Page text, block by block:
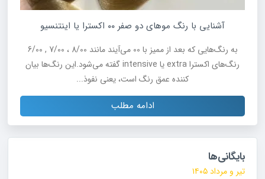
آشنایی با رنگ موهای دو صفر ۰۰ اکسترا یا اینتنسیو
به رنگ‌هایی که بعد از ممیز با 00 می‌آیند مانند 8/00 ، 7/00 , 6/00
رنگ‌های اکسترا extra یا intensive گفته می‌شود.این رنگ‌ها بیان
کننده عمق رنگ است، یعنی نفوذ...
ادامه مطلب
بایگانی‌ها
تیر و مرداد ۱۴۰۵